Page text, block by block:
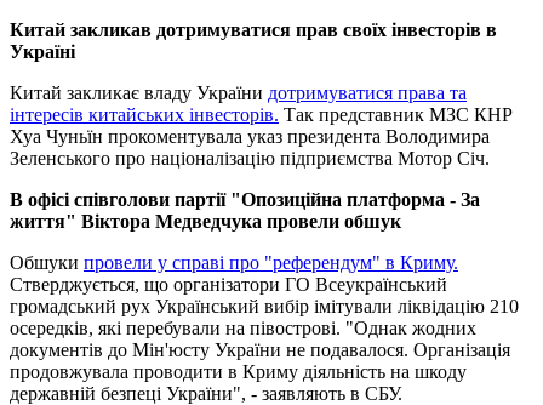
Китай закликав дотримуватися прав своїх інвесторів в
Україні
Китай закликає владу України дотримуватися права та
інтересів китайських інвесторів. Так представник МЗС КНР
Хуа Чуньїн прокоментувала указ президента Володимира
Зеленського про націоналізацію підприємства Мотор Січ.
В офісі співголови партії "Опозиційна платформа - За
життя" Віктора Медведчука провели обшук
Обшуки провели у справі про "референдум" в Криму.
Стверджується, що організатори ГО Всеукраїнський
громадський рух Український вибір імітували ліквідацію 210
осередків, які перебували на півострові. "Однак жодних
документів до Мін'юсту України не подавалося. Організація
продовжувала проводити в Криму діяльність на шкоду
державній безпеці України", - заявляють в СБУ.